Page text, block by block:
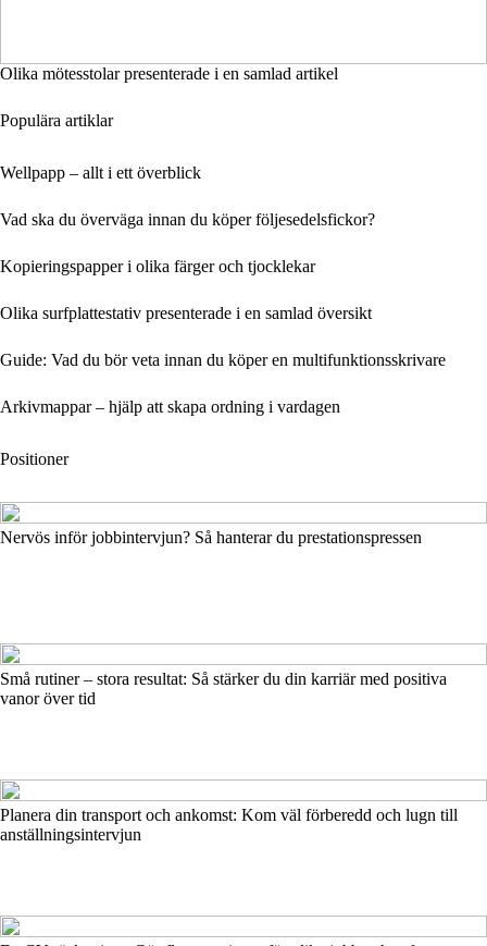
Olika mötesstolar presenterade i en samlad artikel
Populära artiklar
Wellpapp – allt i ett överblick
Vad ska du överväga innan du köper följesedelsfickor?
Kopieringspapper i olika färger och tjocklekar
Olika surfplattestativ presenterade i en samlad översikt
Guide: Vad du bör veta innan du köper en multifunktionsskrivare
Arkivmappar – hjälp att skapa ordning i vardagen
Positioner
Nervös inför jobbintervjun? Så hanterar du prestationspressen
Små rutiner – stora resultat: Så stärker du din karriär med positiva
vanor över tid
Planera din transport och ankomst: Kom väl förberedd och lugn till
anställningsintervjun